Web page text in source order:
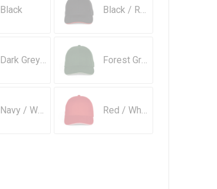
Black Black / Red
Dark Grey / Light Grey Forest Green / Beige
Navy / White Red / White